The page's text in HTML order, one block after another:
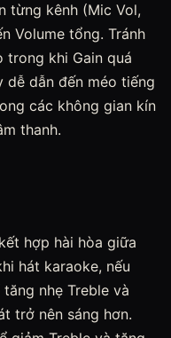
từng kênh (Mic Vol,
Volume tổng. Tránh
trong khi Gain quá
dễ dẫn đến méo tiếng
các không gian kín
thanh.
hợp hài hòa giữa
hát karaoke, nếu
nhẹ Treble và
trở nên sáng hơn.